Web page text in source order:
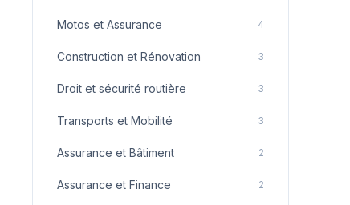
Motos et Assurance 4
Construction et Rénovation 3
Droit et sécurité routière 3
Transports et Mobilité 3
Assurance et Bâtiment 2
Assurance et Finance 2